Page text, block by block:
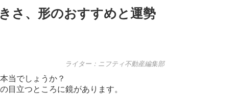
さ、形のおすすめと運勢
ライター：ニフティ不動産編集部
当でしょうか？
目立つところに鏡があります。